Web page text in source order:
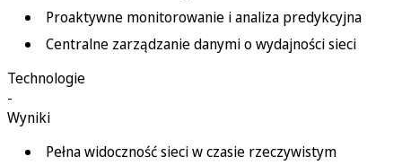
Proaktywne monitorowanie i analiza predykcyjna
Centralne zarządzanie danymi o wydajności sieci
Technologie
-
Wyniki
Pełna widoczność sieci w czasie rzeczywistym